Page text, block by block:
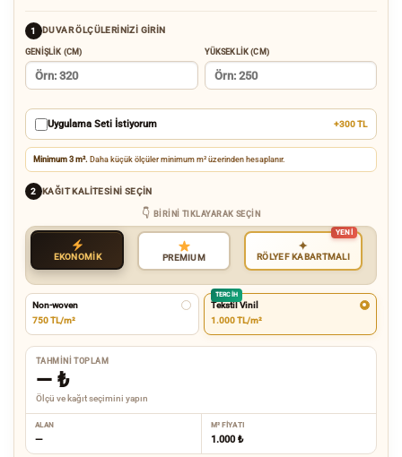
1 DUVAR ÖLÇÜLERINIZI GIRIN
GENIŞLIK (CM) YÜKSEKLIK (CM)
Uygulama Seti İstiyorum +300 TL
Minimum 3 m². Daha küçük ölçüler minimum m² üzerinden hesaplanır.
2 KAĞIT KALITESINI SEÇIN
BIRINI TIKLAYARAK SEÇIN
EKONOMİK PREMIUM
✦
RÖLYEF KABARTMALI
Non-woven
750 TL/m²
TERCIH
Tekstil Vinil
1.000 TL/m²
TAHMINI TOPLAM
— ₺
Ölçü ve kağıt seçimini yapın
ALAN
—
M² FIYATI
1.000 ₺